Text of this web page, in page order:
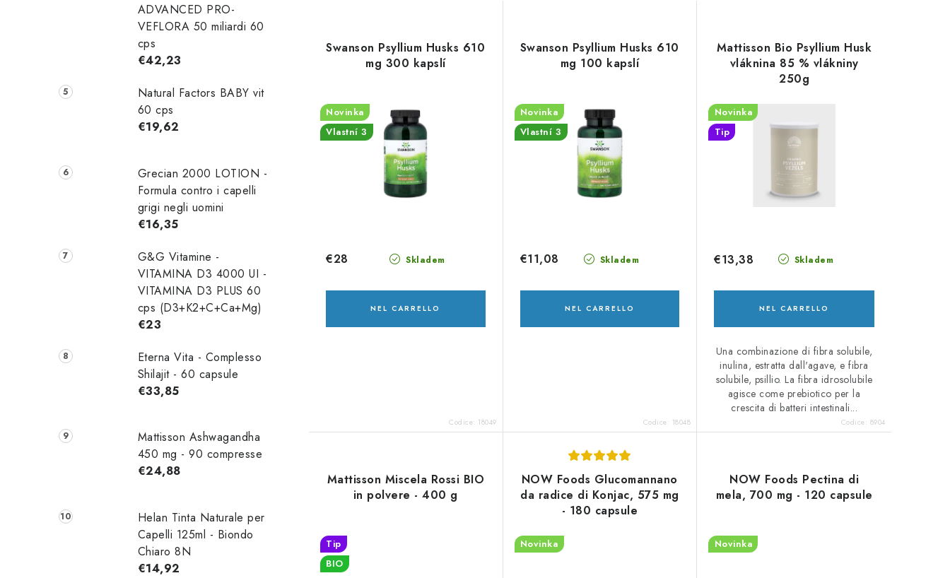
ADVANCED PRO-
VEFLORA 50 miliardi 60
cps
€42,23
Natural Factors BABY vit
60 cps
€19,62
Grecian 2000 LOTION -
Formula contro i capelli
grigi negli uomini
€16,35
G&G Vitamine -
VITAMINA D3 4000 UI -
VITAMINA D3 PLUS 60
cps (D3+K2+C+Ca+Mg)
€23
Eterna Vita - Complesso
Shilajit - 60 capsule
€33,85
Mattisson Ashwagandha
450 mg - 90 compresse
€24,88
Helan Tinta Naturale per
Capelli 125ml - Biondo
Chiaro 8N
€14,92
i
n
d
e
i
d
t
t
o
i
Swanson Psyllium Husks 610
mg 300 kapslí
Novinka
Vlastní 3
Skladem
€28
NEL CARRELLO
Codice: 18049
Swanson Psyllium Husks 610
mg 100 kapslí
Novinka
Vlastní 3
Skladem
€11,08
NEL CARRELLO
Codice: 18048
Mattisson Bio Psyllium Husk
vláknina 85 % vlákniny
250g
Novinka
Tip
Skladem
€13,38
NEL CARRELLO
Una combinazione di fibra solubile,
inulina, estratta dall'agave, e fibra
solubile, psillio. La fibra idrosolubile
agisce come prebiotico per la
crescita di batteri intestinali...
Codice: 8904
Mattisson Miscela Rossi BIO
in polvere - 400 g
Tip
BIO
NOW Foods Glucomannano
da radice di Konjac, 575 mg
- 180 capsule
Novinka
NOW Foods Pectina di
mela, 700 mg - 120 capsule
Novinka